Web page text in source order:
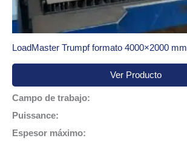
LoadMaster Trumpf formato 4000×2000 mm
Ver Producto
Campo de trabajo:
Puissance:
Espesor máximo: